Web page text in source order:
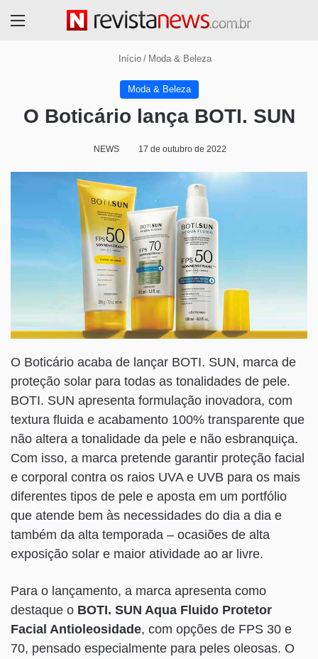
Início / Moda & Beleza
Moda & Beleza
O Boticário lança BOTI. SUN
NEWS 17 de outubro de 2022
O Boticário acaba de lançar BOTI. SUN, marca de
proteção solar para todas as tonalidades de pele.
BOTI. SUN apresenta formulação inovadora, com
textura fluida e acabamento 100% transparente que
não altera a tonalidade da pele e não esbranquiça.
Com isso, a marca pretende garantir proteção facial
e corporal contra os raios UVA e UVB para os mais
diferentes tipos de pele e aposta em um portfólio
que atende bem às necessidades do dia a dia e
também da alta temporada – ocasiões de alta
exposição solar e maior atividade ao ar livre.
Para o lançamento, a marca apresenta como
destaque o BOTI. SUN Aqua Fluido Protetor
Facial Antioleosidade, com opções de FPS 30 e
70, pensado especialmente para peles oleosas. O